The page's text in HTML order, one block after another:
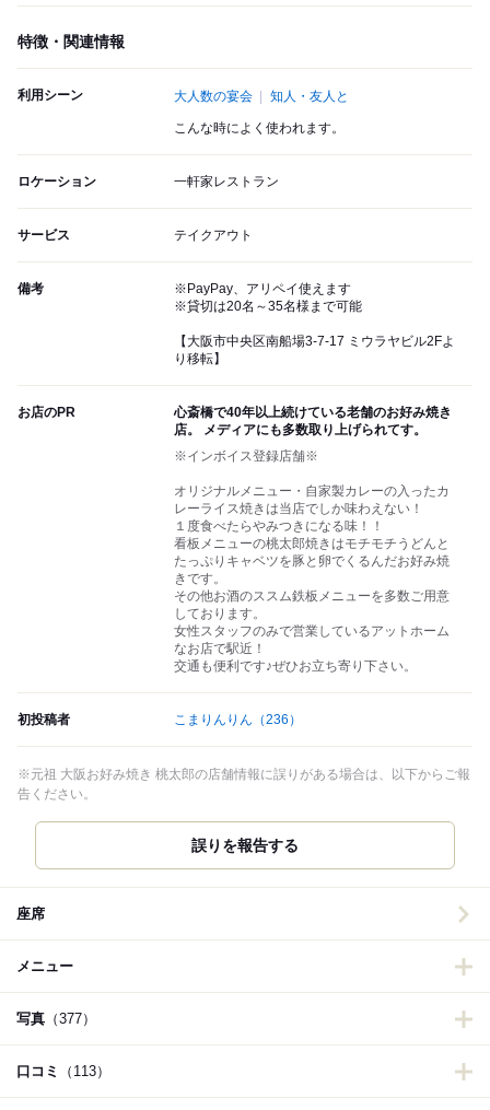
特徴・関連情報
利用シーン 大人数の宴会 知人・友人と
こんな時によく使われます。
ロケーション 一軒家レストラン
サービス テイクアウト
備考
※PayPay、アリペイ使えます
※貸切は20名～35名様まで可能
【大阪市中央区南船場3-7-17 ミウラヤビル2Fよ
り移転】
お店のPR
心斎橋で40年以上続けている老舗のお好み焼き
店。 メディアにも多数取り上げられてす。
※インボイス登録店舗※
オリジナルメニュー・自家製カレーの入ったカ
レーライス焼きは当店でしか味わえない！
１度食べたらやみつきになる味！！
看板メニューの桃太郎焼きはモチモチうどんと
たっぷりキャベツを豚と卵でくるんだお好み焼
きです。
その他お酒のススム鉄板メニューを多数ご用意
しております。
女性スタッフのみで営業しているアットホーム
なお店で駅近！
交通も便利です♪ぜひお立ち寄り下さい。
初投稿者 こまりんりん （236）
※元祖 大阪お好み焼き 桃太郎の店舗情報に誤りがある場合は、以下からご報
告ください。
誤りを報告する
座席
メニュー
写真 （377）
口コミ （113）